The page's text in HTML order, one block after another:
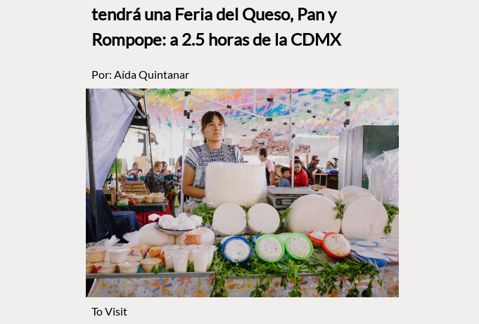
tendrá una Feria del Queso, Pan y
Rompope: a 2.5 horas de la CDMX
Por: Aída Quintanar
To Visit